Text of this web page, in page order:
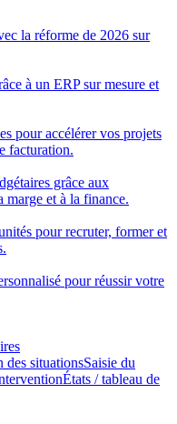
la réforme de 2026 sur
à un ERP sur mesure et
pour accélérer vos projets
facturation.
grâce aux
marge et à la finance.
pour recruter, former et
pour réussir votre
des situationsSaisie du
États / tableau de